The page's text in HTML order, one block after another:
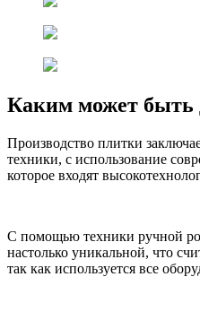
Каким может быть
Производство плитки
техники, с использование
которое входят
С помощью техники ручной
настолько уникальной, что
так как используется все